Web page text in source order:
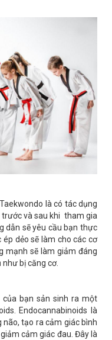
là có tác dụng
trước và sau khi tham gia
dẫn sẽ yêu cầu bạn thực
ép dẻo sẽ làm cho các cơ
mạnh sẽ làm giảm đáng
như bị căng cơ.
bạn sản sinh ra một
Endocannabinoids là
tạo ra cảm giác bình
cảm giác đau. Đây là